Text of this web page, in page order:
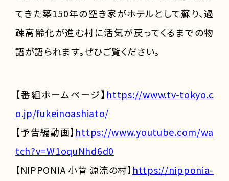
てきた築150年の空き家がホテルとして蘇り、過
疎高齢化が進む村に活気が戻ってくるまでの物
語が語られます。ぜひご覧ください。
【番組ホームページ】 https://www.tv-tokyo.c
o.jp/fukeinoashiato/
【予告編動画】 https://www.youtube.com/wa
tch?v=W1oquNhd6d0
【NIPPONIA 小菅 源流の村】 https://nipponia-